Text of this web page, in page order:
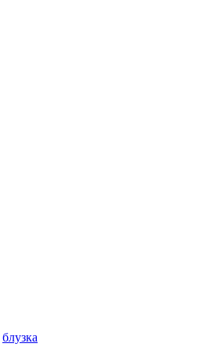
блузка